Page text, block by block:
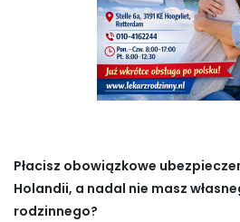
Płacisz obowiązkowe
Holandii, a nadal nie masz
rodzinnego?